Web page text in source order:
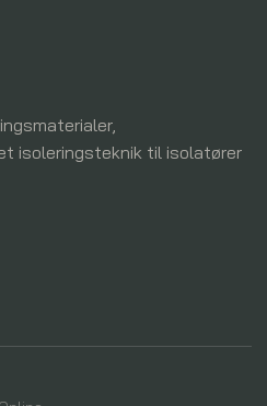
isoleringsteknik til isolatører